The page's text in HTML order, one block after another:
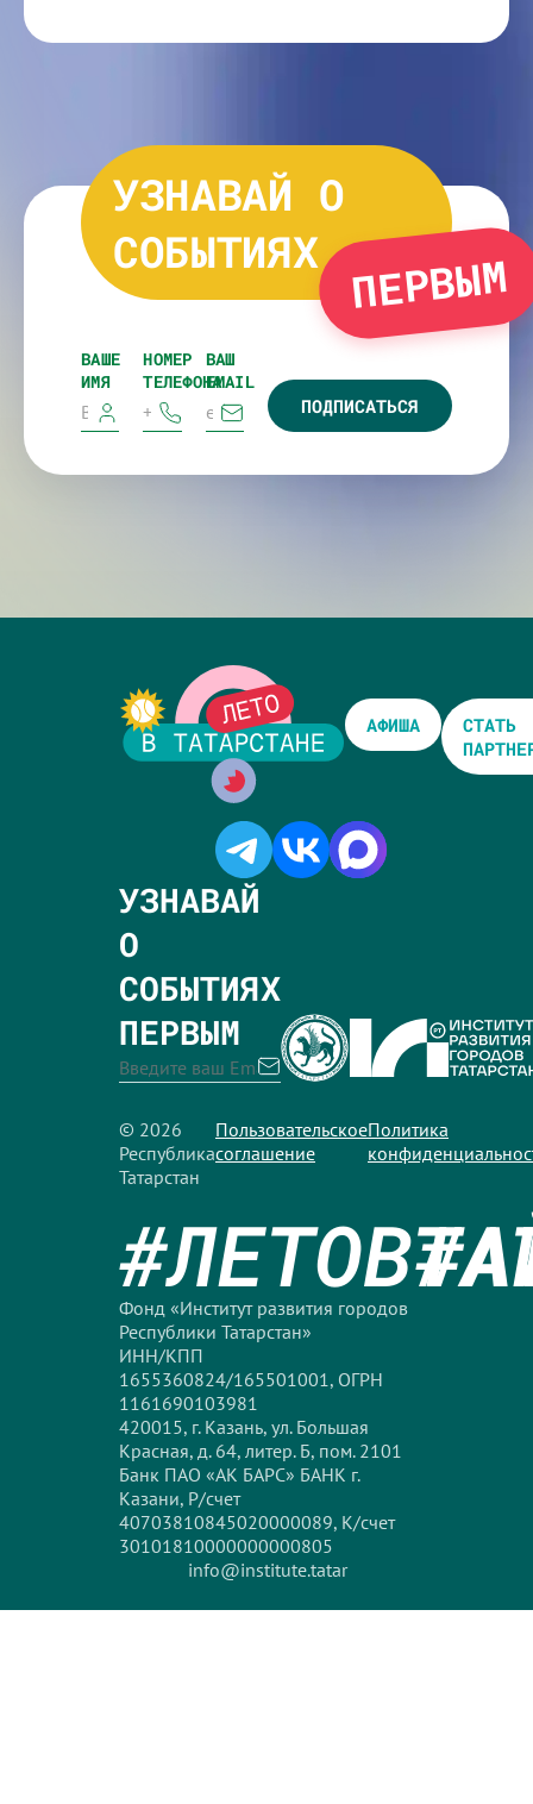
УЗНАВАЙ О
СОБЫТИЯХ ПЕРВЫМ
ВАШЕ
ИМЯ
НОМЕР
ТЕЛЕФОНА
ВАШ
EMAIL
ПОДПИСАТЬСЯ
АФИША
СТАТЬ
УЗНАВАЙ
О
СОБЫТИЯХ
ПЕРВЫМ
© 2026
Республика
Татарстан
Пользовательское
соглашение
Политика
Фонд «Институт развития городов
Республики Татарстан»
ИНН/КПП
1655360824/165501001, ОГРН
1161690103981
420015, г. Казань, ул. Большая
Красная, д. 64, литер. Б, пом. 2101
Банк ПАО «АК БАРС» БАНК г.
Казани, Р/счет
40703810845020000089, К/счет
30101810000000000805
info@institute.tatar